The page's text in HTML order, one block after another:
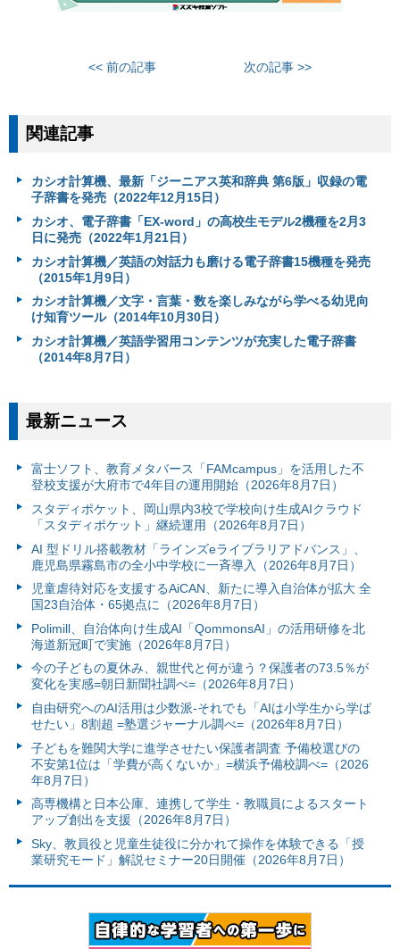
<< 前の記事 次の記事 >>
関連記事
カシオ計算機、最新「ジーニアス英和辞典 第6版」収録の電
子辞書を発売（2022年12月15日）
カシオ、電子辞書「EX-word」の高校生モデル2機種を2月3
日に発売（2022年1月21日）
カシオ計算機／英語の対話力も磨ける電子辞書15機種を発売
（2015年1月9日）
カシオ計算機／文字・言葉・数を楽しみながら学べる幼児向
け知育ツール（2014年10月30日）
カシオ計算機／英語学習用コンテンツが充実した電子辞書
（2014年8月7日）
最新ニュース
富⼠ソフト、教育メタバース「FAMcampus」を活用した不
登校支援が大府市で4年目の運用開始（2026年8月7日）
スタディポケット、岡山県内3校で学校向け生成AIクラウド
「スタディポケット」継続運用（2026年8月7日）
AI 型ドリル搭載教材「ラインズeライブラリアドバンス」、
鹿児島県霧島市の全小中学校に一斉導入（2026年8月7日）
児童虐待対応を支援するAiCAN、新たに導入自治体が拡大 全
国23自治体・65拠点に（2026年8月7日）
Polimill、自治体向け生成AI「QommonsAI」の活用研修を北
海道新冠町で実施（2026年8月7日）
今の子どもの夏休み、親世代と何が違う？保護者の73.5％が
変化を実感=朝日新聞社調べ=（2026年8月7日）
自由研究へのAI活用は少数派-それでも「AIは小学生から学ば
せたい」8割超 =塾選ジャーナル調べ=（2026年8月7日）
子どもを難関大学に進学させたい保護者調査 予備校選びの
不安第1位は「学費が高くないか」=横浜予備校調べ=（2026
年8月7日）
高専機構と日本公庫、連携して学生・教職員によるスタート
アップ創出を支援（2026年8月7日）
Sky、教員役と児童生徒役に分かれて操作を体験できる「授
業研究モード」解説セミナー20日開催（2026年8月7日）